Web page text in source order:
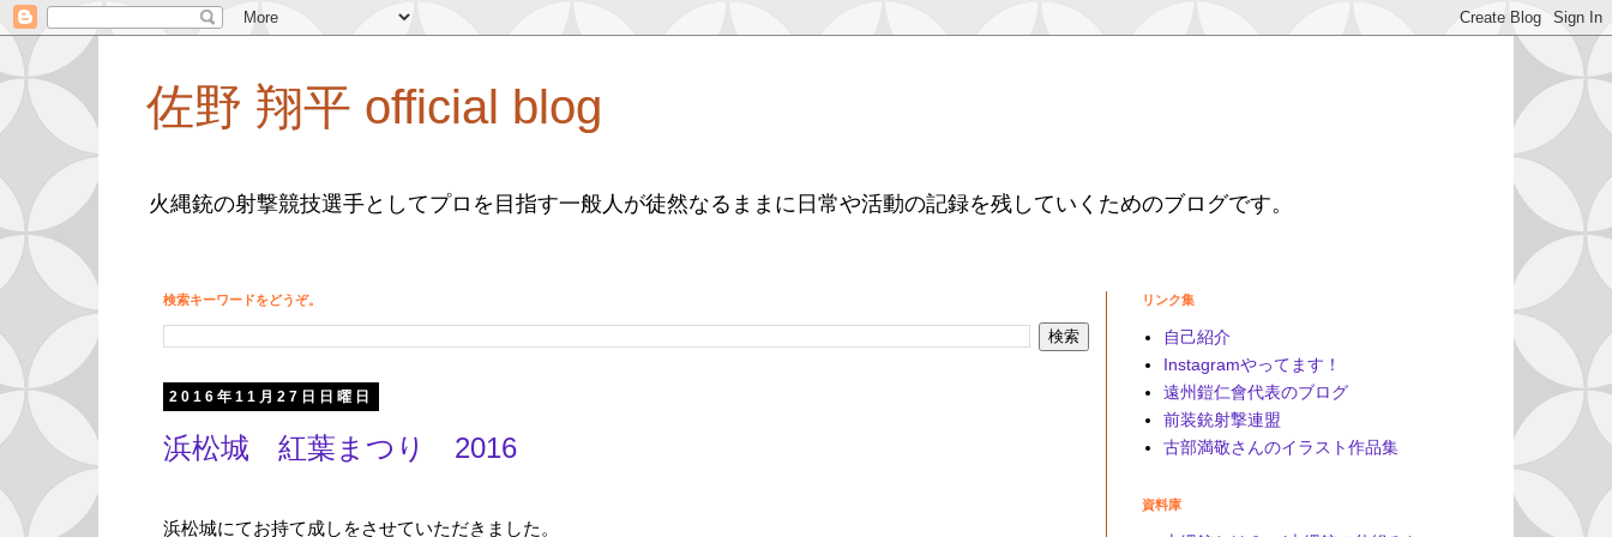
佐野 翔平 official blog
火縄銃の射撃競技選手としてプロを目指す一般人が徒然なるままに日常や活動の記録を残していくためのブログです。
検索キーワードをどうぞ。
2016年11月27日日曜日
浜松城 紅葉まつり 2016
浜松城にてお持て成しをさせていただきました。
リンク集
自己紹介
Instagramやってます！
遠州鎧仁會代表のブログ
前装銃射撃連盟
古部満敬さんのイラスト作品集
資料庫